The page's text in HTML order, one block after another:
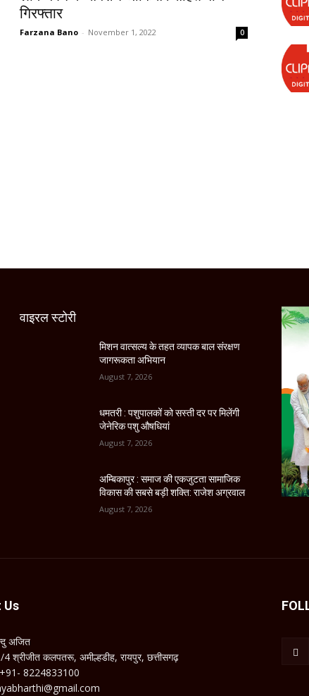
गिरफ्तार
Farzana Bano - November 1, 2022 0
वाइरल स्टोरी
मिशन वात्सल्य के तहत व्यापक बाल संरक्षण
जागरूकता अभियान
August 7, 2026
धमतरी : पशुपालकों को सस्ती दर पर मिलेंगी
जेनेरिक पशु औषधियां
August 7, 2026
अम्बिकापुर : समाज की एकजुटता सामाजिक
विकास की सबसे बड़ी शक्ति: राजेश अग्रवाल
August 7, 2026
Us
अजित
4 श्रीजीत कलपतरू, अमील्हडीह, रायपुर, छत्तीसगढ़
+91- 8224833100